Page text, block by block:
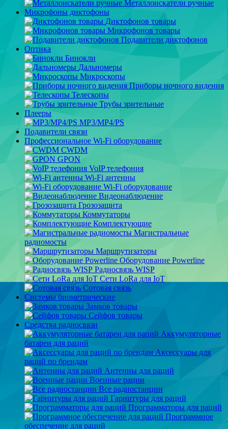
Металлоискатели ручные
Микрофоны диктофоны
Диктофонов товары
Микрофонов товары
Подавители диктофонов
Оптика
Бинокли
Дальномеры
Микроскопы
Приборы ночного видения
Телескопы
Трубы зрительные
Плееры
MP3/MP4/PS
Подавители связи
Профессиональное Wi-Fi оборудование
CWDM
GPON
VoIP телефония
Wi-Fi антенны
Wi-Fi оборудование
Видеонаблюдение
Грозозащита
Коммутаторы
Комплектующие
Магистральные
радиомосты
Маршрутизаторы
Оборудование Powerline
Радиосвязь WISP
Сети LoRa для IoT
Сотовая связь
Системы биометрические
Замков товары
Сейфов товары
Средства радиосвязи
Аккумуляторные
батареи для раций
Аксессуары для
раций по брендам
Антенны для раций
Военные рации
Все радиостанции
Гарнитуры для раций
Программаторы для раций
Программное
обеспечение для раций